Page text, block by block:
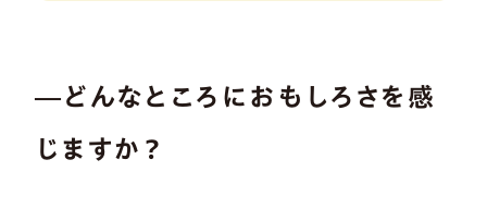
―どんなところにおもしろさを感
じますか？